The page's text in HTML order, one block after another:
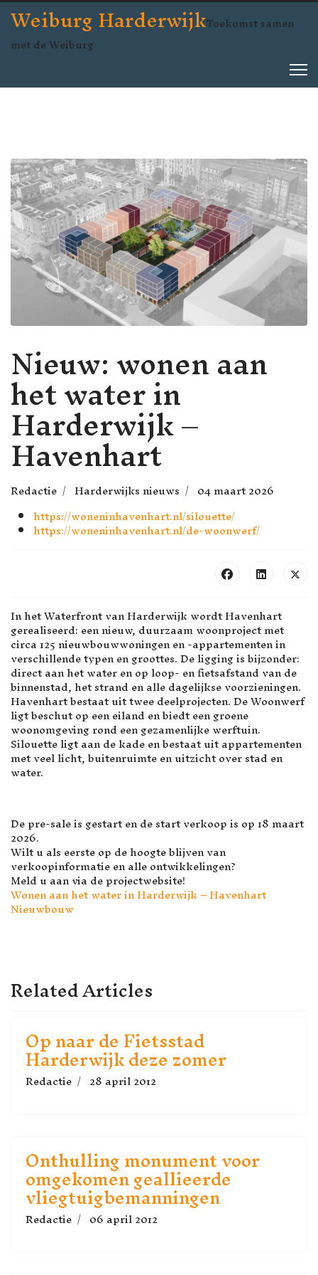
Weiburg HarderwijkToekomst samen
met de Weiburg
Nieuw: wonen aan
het water in
Harderwijk –
Havenhart
Redactie Harderwijks nieuws
04 maart 2026
https://woneninhavenhart.nl/silouette/
https://woneninhavenhart.nl/de-woonwerf/
In het Waterfront van Harderwijk wordt Havenhart
gerealiseerd: een nieuw, duurzaam woonproject met
circa 125 nieuwbouwwoningen en -appartementen in
verschillende typen en groottes. De ligging is bijzonder:
direct aan het water en op loop- en fietsafstand van de
binnenstad, het strand en alle dagelijkse voorzieningen.
Havenhart bestaat uit twee deelprojecten. De Woonwerf
ligt beschut op een eiland en biedt een groene
woonomgeving rond een gezamenlijke werftuin.
Silouette ligt aan de kade en bestaat uit appartementen
met veel licht, buitenruimte en uitzicht over stad en
water.
De pre-sale is gestart en de start verkoop is op 18 maart
2026.
Wilt u als eerste op de hoogte blijven van
verkoopinformatie en alle ontwikkelingen?
Meld u aan via de projectwebsite!
Wonen aan het water in Harderwijk – Havenhart
Nieuwbouw
Related Articles
Op naar de Fietsstad
Harderwijk deze zomer
Redactie 28 april 2012
Onthulling monument voor
omgekomen geallieerde
vliegtuigbemanningen
Redactie 06 april 2012